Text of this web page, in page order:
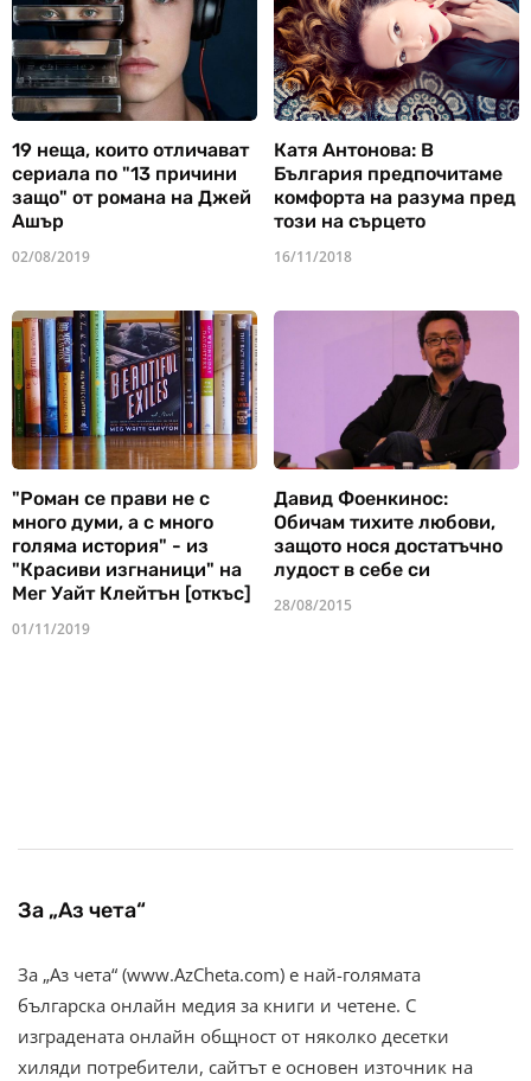
19 неща, които отличават
сериала по "13 причини
защо" от романа на Джей
Ашър
02/08/2019
Катя Антонова: В
България предпочитаме
комфорта на разума пред
този на сърцето
16/11/2018
"Роман се прави не с
много думи, а с много
голяма история" - из
"Красиви изгнаници" на
Мег Уайт Клейтън [откъс]
01/11/2019
Давид Фоенкинос:
Обичам тихите любови,
защото нося достатъчно
лудост в себе си
28/08/2015
За „Аз чета“
За „Аз чета“ (www.AzCheta.com) е най-голямата
българска онлайн медия за книги и четене. С
изградената онлайн общност от няколко десетки
хиляди потребители, сайтът е основен източник на